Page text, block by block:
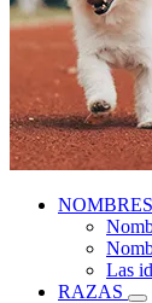
NOMBRES
Las
RAZAS